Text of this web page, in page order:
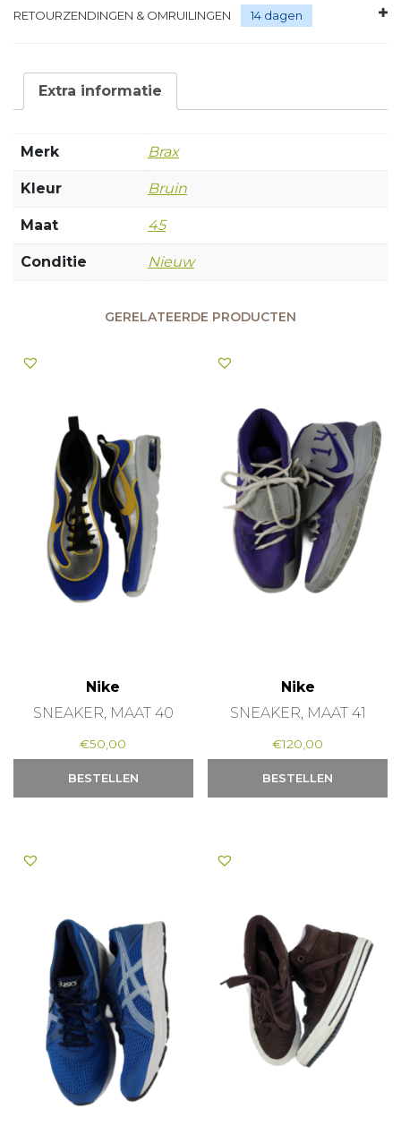
RETOURZENDINGEN & OMRUILINGEN 14 dagen
Extra informatie
Merk Brax
Kleur Bruin
Maat 45
Conditie Nieuw
GERELATEERDE PRODUCTEN
Nike
SNEAKER, MAAT 40
€50,00
BESTELLEN
Nike
SNEAKER, MAAT 41
€120,00
BESTELLEN